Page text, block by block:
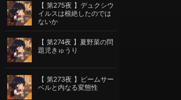
【 第275夜 】デュクシウ
イルスは根絶したのでは
ないか
【 第274夜 】夏野菜の問
題児きゅうり
【 第273夜 】ビームサー
ベルと内なる変態性